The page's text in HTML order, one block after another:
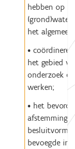
hebben op
het algemeen;
•
het gebied
onderzoek
werken;
• het
afstemming
bevoegde